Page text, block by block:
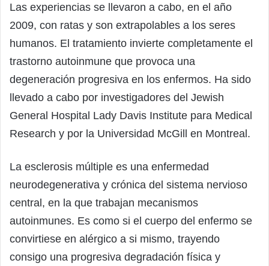
Las experiencias se llevaron a cabo, en el año
2009, con ratas y son extrapolables a los seres
humanos. El tratamiento invierte completamente el
trastorno autoinmune que provoca una
degeneración progresiva en los enfermos. Ha sido
llevado a cabo por investigadores del Jewish
General Hospital Lady Davis Institute para Medical
Research y por la Universidad McGill en Montreal.
La esclerosis múltiple es una enfermedad
neurodegenerativa y crónica del sistema nervioso
central, en la que trabajan mecanismos
autoinmunes. Es como si el cuerpo del enfermo se
convirtiese en alérgico a si mismo, trayendo
consigo una progresiva degradación física y